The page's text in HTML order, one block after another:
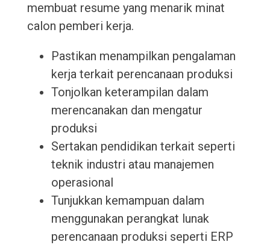
membuat resume yang menarik minat
calon pemberi kerja.
Pastikan menampilkan pengalaman
kerja terkait perencanaan produksi
Tonjolkan keterampilan dalam
merencanakan dan mengatur
produksi
Sertakan pendidikan terkait seperti
teknik industri atau manajemen
operasional
Tunjukkan kemampuan dalam
menggunakan perangkat lunak
perencanaan produksi seperti ERP